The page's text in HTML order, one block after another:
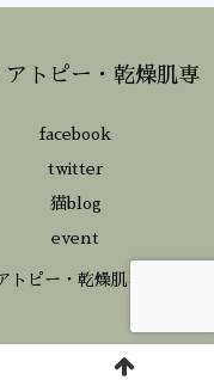
トピー・乾燥肌専
facebook
twitter
猫blog
event
ピー・乾燥肌専門化粧